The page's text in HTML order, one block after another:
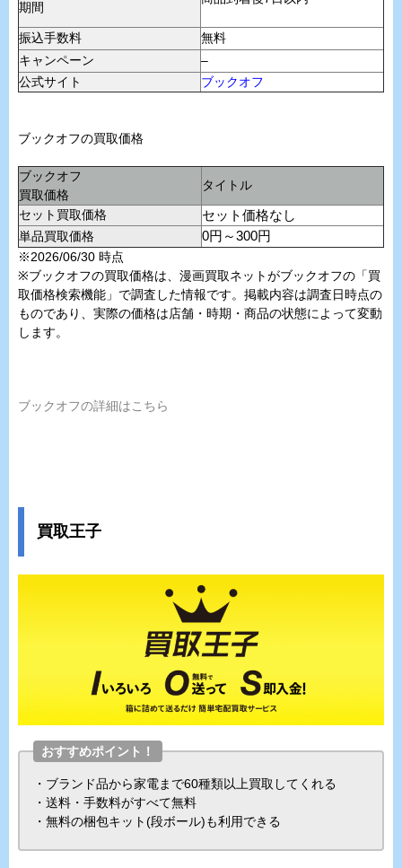
期間
振込手数料
無料
キャンペーン
–
公式サイト
ブックオフ
ブックオフの買取価格
ブックオフ
買取価格
タイトル
セット買取価格
セット価格なし
単品買取価格
0円～300円
※2026/06/30 時点
※ブックオフの買取価格は、漫画買取ネットがブックオフの「買
取価格検索機能」で調査した情報です。掲載内容は調査日時点の
ものであり、実際の価格は店舗・時期・商品の状態によって変動
します。
ブックオフの詳細はこちら
買取王子
おすすめポイント！
・ブランド品から家電まで60種類以上買取してくれる
・送料・手数料がすべて無料
・無料の梱包キット(段ボール)も利用できる